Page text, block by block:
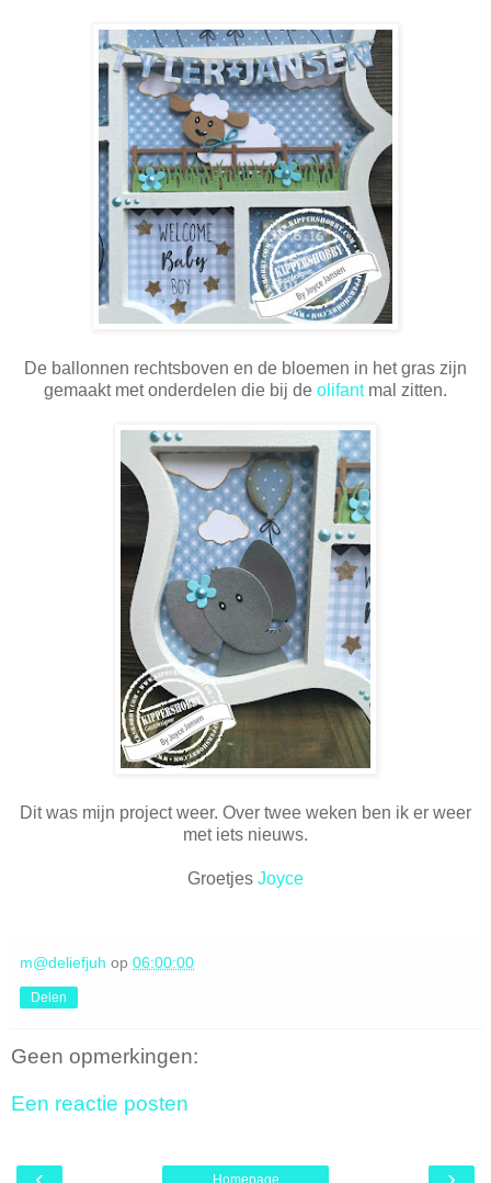
De ballonnen rechtsboven en de bloemen in het gras zijn
gemaakt met onderdelen die bij de olifantmal zitten.
Dit was mijn project weer. Over twee weken ben ik er weer
met iets nieuws.
Groetjes Joyce
m@deliefjuh op 06:00:00
Delen
Geen opmerkingen:
Een reactie posten
Homepage